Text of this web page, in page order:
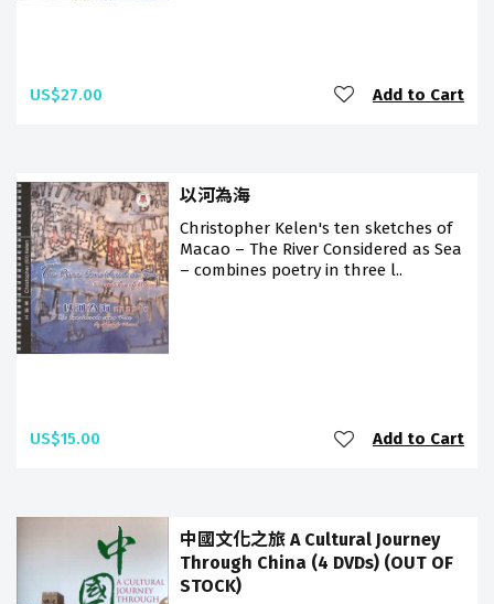
US$27.00 Add to Cart
以河為海
Christopher Kelen's ten sketches of
Macao – The River Considered as Sea
– combines poetry in three l..
US$15.00 Add to Cart
中國文化之旅 A Cultural Journey
Through China (4 DVDs) (OUT OF
STOCK)